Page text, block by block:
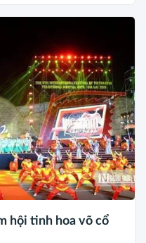
hội tinh hoa võ cổ